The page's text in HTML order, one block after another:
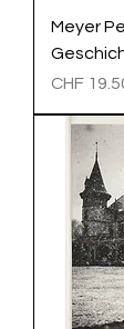
Meyer
Preis
CHF